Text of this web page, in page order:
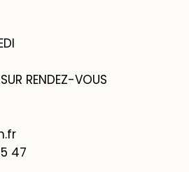
RENDEZ-VOUS
47